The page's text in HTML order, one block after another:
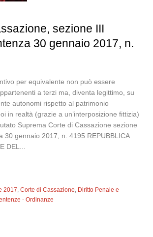
sezione III
30 gennaio 2017, n.
per equivalente non può essere
a terzi ma, diventa legittimo, su
autonomi rispetto al patrimonio
in realtà (grazie a un’interposizione fittizia)
Suprema Corte di Cassazione sezione
30 gennaio 2017, n. 4195 REPUBBLICA
DEL...
2017,Corte di Cassazione, Diritto Penale e
- Ordinanze